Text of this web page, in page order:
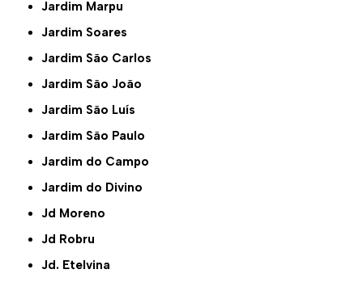
Jardim Marpu
Jardim Soares
Jardim São Carlos
Jardim São João
Jardim São Luís
Jardim São Paulo
Jardim do Campo
Jardim do Divino
Jd Moreno
Jd Robru
Jd. Etelvina